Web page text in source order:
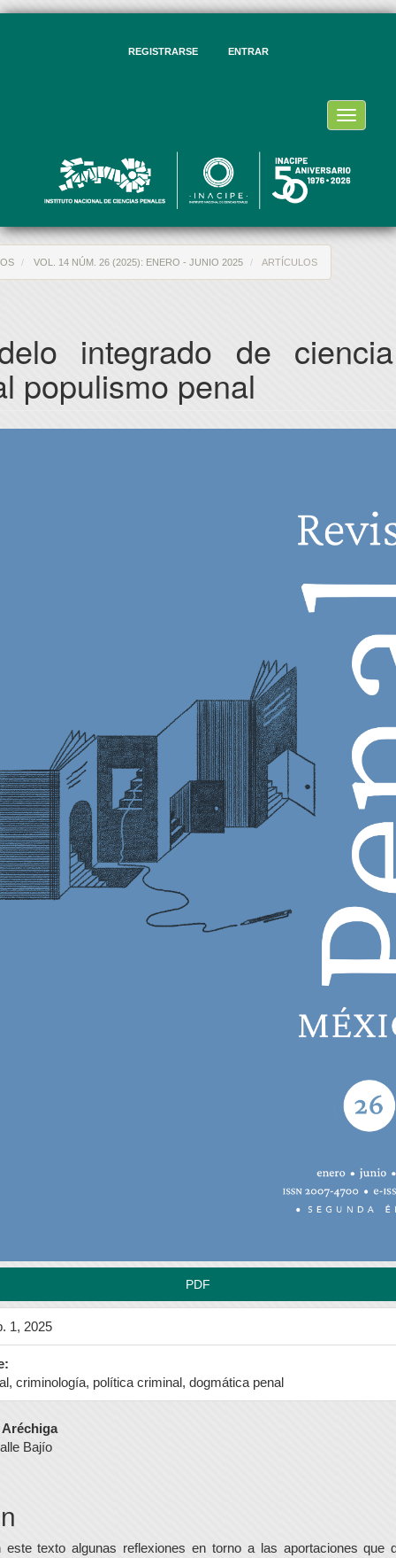
REGISTRARSE ENTRAR
Toggle
VOL. 14 NÚM. 26 (2025): ENERO - JUNIO 2025 ARTÍCULOS
integrado de
populismo penal
PDF
1, 2025
criminología, política criminal, dogmática penal
Bajío
este texto algunas reflexiones en torno a las aportaciones que